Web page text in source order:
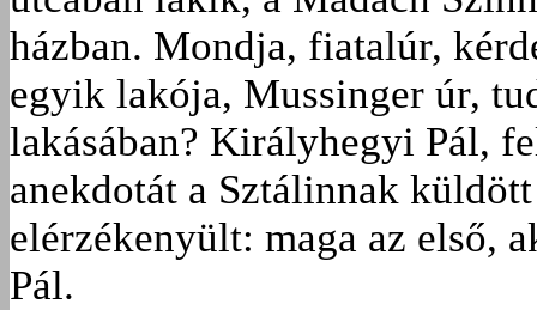
házban. Mondja, fiatalúr,
egyik lakója, Mussinger úr,
lakásában? Királyhegyi Pál,
anekdotát a Sztálinnak
elérzékenyült: maga az
Pál.